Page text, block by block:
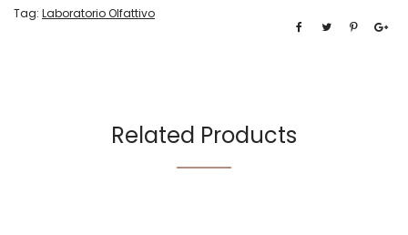
Tag: Laboratorio Olfattivo
Related Products